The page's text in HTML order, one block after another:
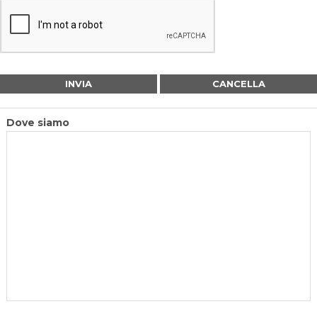
Dove siamo